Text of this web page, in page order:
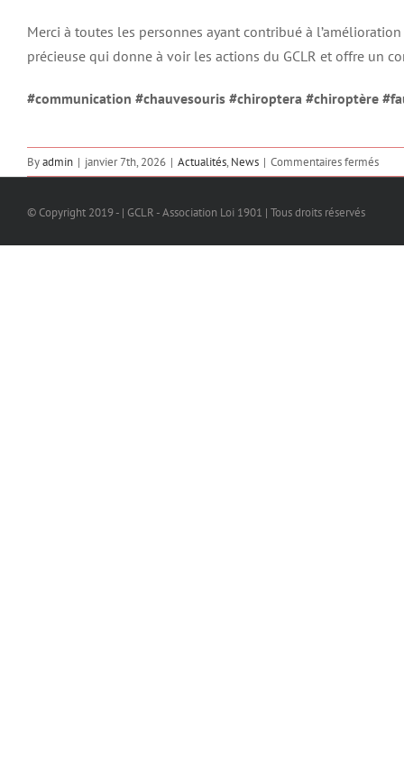
Merci à toutes les personnes ayant contribué à
précieuse qui donne à voir les actions du GCLR et offre un
#communication #chauvesouris #chiroptera #chiroptère
Byadmin | janvier 7th, 2026 | Actualités, News | Commentaires ferméssur
Le
© Copyright 2019 - | GCLR - Association Loi 1901 | Tous droits réservés